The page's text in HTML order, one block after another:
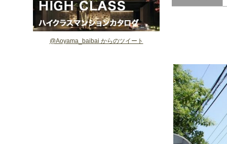
@Aoyama_baibai からのツイート